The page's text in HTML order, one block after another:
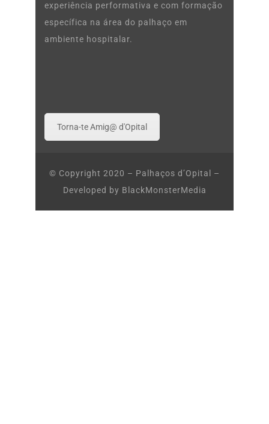
experiência performativa e com formação
específica na área do palhaço em
ambiente hospitalar.
Torna-te Amig@ d'Opital
© Copyright 2020 – Palhaços d’Opital –
Developed by BlackMonsterMedia